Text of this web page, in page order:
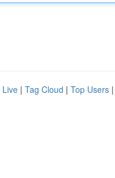
Live | Tag Cloud | Top Users